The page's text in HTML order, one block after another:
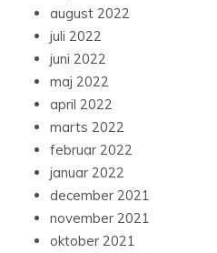
august 2022
juli 2022
juni 2022
maj 2022
april 2022
marts 2022
februar 2022
januar 2022
december 2021
november 2021
oktober 2021